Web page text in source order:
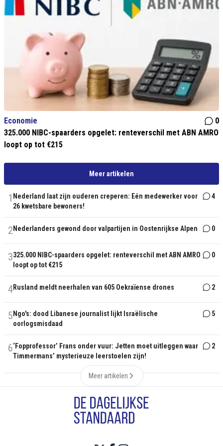
Economie
0
325.000 NIBC-spaarders opgelet: renteverschil met ABN AMRO
loopt op tot €215
Meer artikelen
1 Nederland laat zijn ouderen creperen: Eén medewerker voor
26 kwetsbare bewoners!
4
2 Nederlanders gewond door valpartijen in Oostenrijkse Alpen 0
3325.000 NIBC-spaarders opgelet: renteverschil met ABN AMRO
loopt op tot €215
0
4Rusland meldt neerhalen van 605 Oekraïense drones 2
5 Ngo's: dood Libanese journalist lijkt Israëlische
oorlogsmisdaad
5
6‘Fopprofessor’ Frans onder vuur: Jetten moet uitleggen waar
Timmermans’ mysterieuze leerstoelen zijn!
2
Meer artikelen